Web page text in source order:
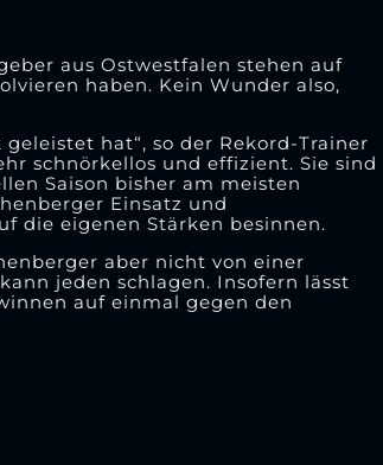
aus Ostwestfalen stehen auf
haben. Kein Wunder also,
hat“, so der Rekord-Trainer
schnörkellos und effizient. Sie sind
Saison bisher am meisten
Einsatz und
die eigenen Stärken besinnen.
aber nicht von einer
jeden schlagen. Insofern lässt
auf einmal gegen den